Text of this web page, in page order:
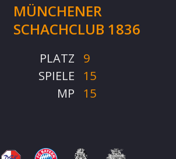
MÜNCHENER
SCHACHCLUB 1836
PLATZ
9
SPIELE
15
MP
15